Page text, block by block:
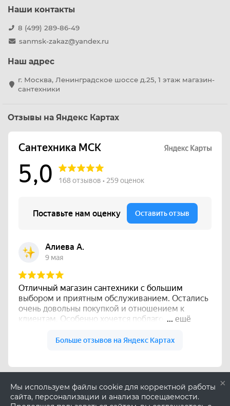
×
Мы используем файлы cookie для корректной работы
сайта, персонализации и анализа посещаемости.
Наши контакты
8 (499) 289-86-49
sanmsk-zakaz@yandex.ru
Наш адрес
г. Москва, Ленинградское шоссе д.25, 1 этаж магазин-
сантехники
Отзывы на Яндекс Картах